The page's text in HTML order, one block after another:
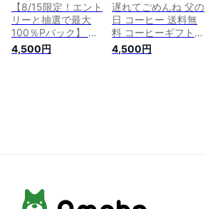
【8/15限定！エント
リーと抽選で最大
100％Pバック】 澤
井珈琲 コーヒー 珈
琲 水出しコーヒー
4,500円
遅れてごめんね 父の
日 コーヒー 送料無
料 コーヒーギフト
【ソーシャルギフト
対応】 珈琲 水出し
4,500円